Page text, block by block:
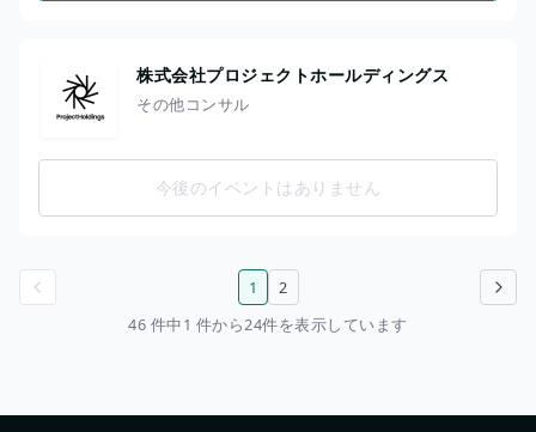
株式会社プロジェクトホールディングス
その他コンサル
今後のイベントはありません
次のページ
1
2
46 件中1 件から24件を表示しています